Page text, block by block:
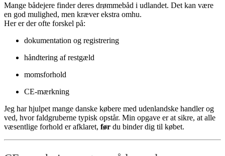
Mange bådejere finder deres drømmebåd i udlandet. Det kan være
en god mulighed, men kræver ekstra omhu.
Her er der ofte forskel på:
dokumentation og registrering
håndtering af restgæld
momsforhold
CE-mærkning
Jeg har hjulpet mange danske købere med udenlandske handler og
ved, hvor faldgruberne typisk opstår. Min opgave er at sikre, at alle
væsentlige forhold er afklaret, før du binder dig til købet.